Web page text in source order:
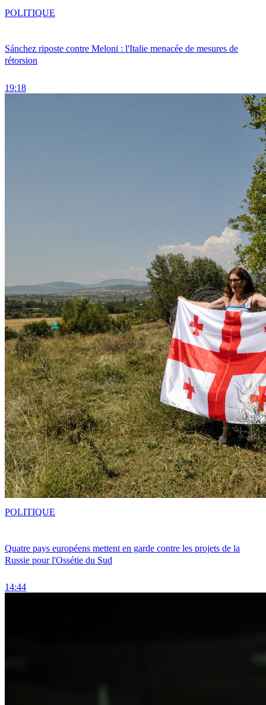
Sánchez riposte contre Meloni : l'Italie menacée de mesures de
rétorsion
19:18
POLITIQUE
Quatre pays européens mettent en garde contre les projets de la
Russie pour l'Ossétie du Sud
14:44
POLITIQUE